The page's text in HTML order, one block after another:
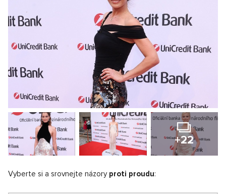
+22
Vyberte si a srovnejte názory proti proudu: